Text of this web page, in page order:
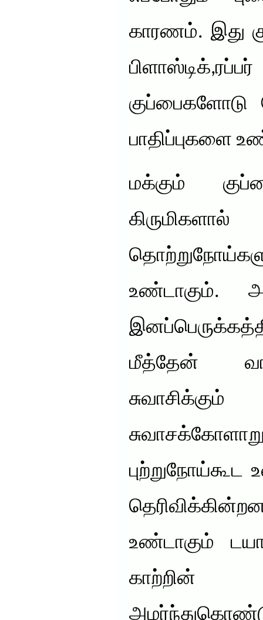
காரணம். இது
குப்பைகளோடு
பாதிப்புகளை
மக்கும்
கிருமிகளால்
உண்டாகும்.
மீத்தேன்
உண்டாகும்
காற்றின்